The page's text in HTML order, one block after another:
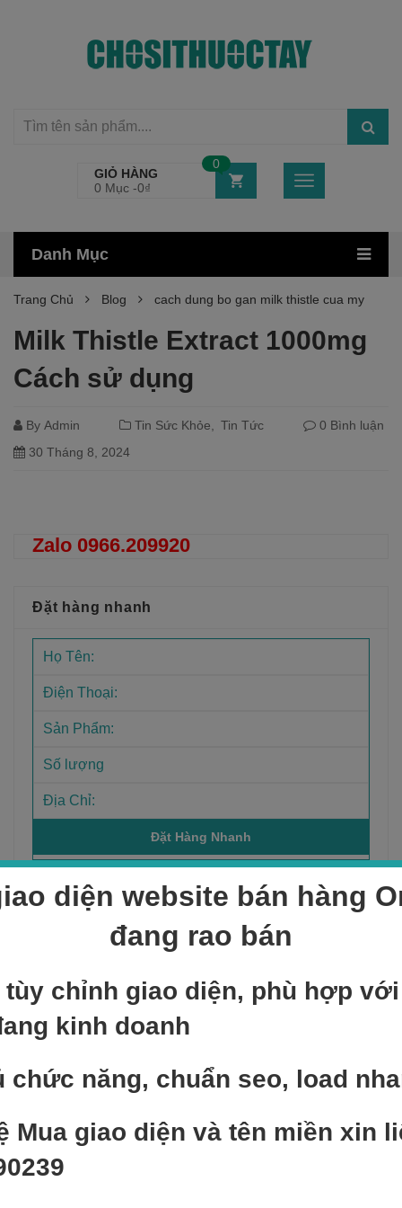
GIỎ HÀNG
0 Mục -0₫
0
Danh Mục
Trang Chủ Blog cach dung bo gan milk thistle cua my
Milk Thistle Extract 1000mg
Cách sử dụng
By Admin Tin Sức Khỏe Tin Tức
0 Bình luận
30 Tháng 8, 2024
Zalo 0966.209920
Đặt hàng nhanh
NEW
Add to cart
Sản phẩm mẫu 4
NEW
Sản phẩm mẫu 5
400,000
diện website bán hàng
đang rao bán
tùy chỉnh giao diện, phù hợp
kinh doanh
chức năng, chuẩn seo, load
Mua giao diện và tên miền xin